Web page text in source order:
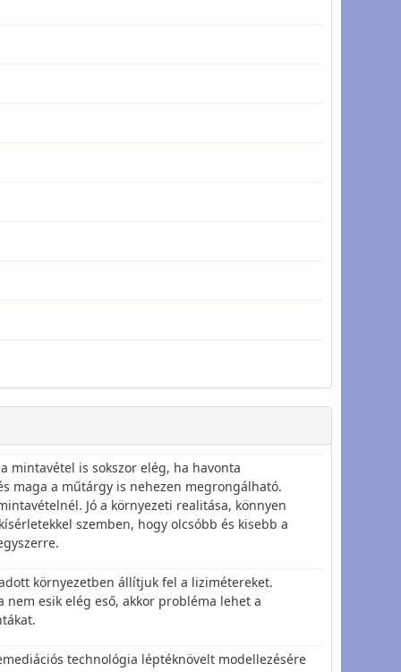
mintavétel is sokszor elég, ha havonta
maga a műtárgy is nehezen megrongálható.
Jó a környezeti realitása, könnyen
szemben, hogy olcsóbb és kisebb a
környezetben állítjuk fel a lizimétereket.
nem esik elég eső, akkor probléma lehet a
technológia léptéknövelt modellezésére